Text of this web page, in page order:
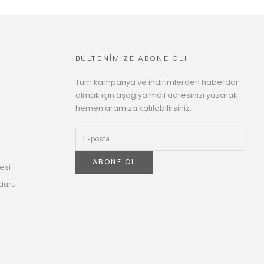
BÜLTENİMİZE ABONE OL!
Tüm kampanya ve indirimlerden haberdar
olmak için aşağıya mail adresinizi yazarak
hemen aramıza katılabilirsiniz.
ABONE OL